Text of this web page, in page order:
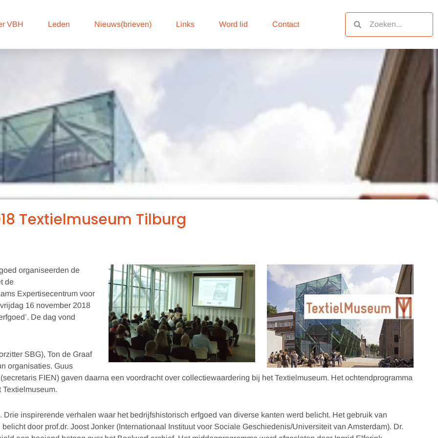
VBH Leden Nieuws(brieven) Links Word lid Contact
Zoeken
Textielmuseum Tilburg
organiseerden de
de
Expertisecentrum voor
16 november 2018
De dag vond
SBG), Ton de Graaf
organisaties. Guus
FIEN) gaven daarna een voordracht over collectiewaardering bij het Textielmuseum. Het ochtendprogramma
inspirerende verhalen waar het bedrijfshistorisch erfgoed van diverse kanten werd belicht. Het gebruik van
door prof.dr. Joost Jonker (Internationaal Instituut voor Sociale Geschiedenis/Universiteit van Amsterdam). Dr.